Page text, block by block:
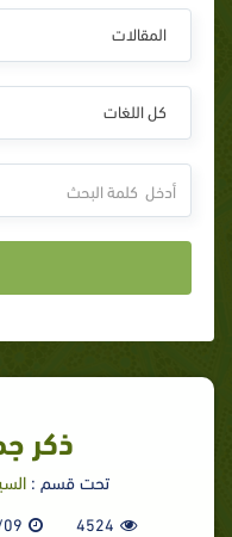
المقالات
كل اللغات
ذكر
تحت قسم :
4524